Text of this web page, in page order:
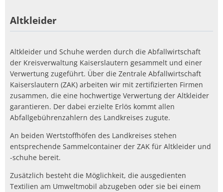
Altkleider
Altkleider und Schuhe werden durch die Abfallwirtschaft
der Kreisverwaltung Kaiserslautern gesammelt und einer
Verwertung zugeführt. Über die Zentrale Abfallwirtschaft
Kaiserslautern (ZAK) arbeiten wir mit zertifizierten Firmen
zusammen, die eine hochwertige Verwertung der Altkleider
garantieren. Der dabei erzielte Erlös kommt allen
Abfallgebührenzahlern des Landkreises zugute.
An beiden Wertstoffhöfen des Landkreises stehen
entsprechende Sammelcontainer der ZAK für Altkleider und
-schuhe bereit.
Zusätzlich besteht die Möglichkeit, die ausgedienten
Textilien am Umweltmobil abzugeben oder sie bei einem